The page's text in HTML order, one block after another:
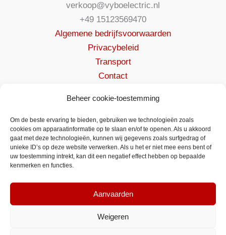
Beheer cookie-toestemming
Om de beste ervaring te bieden, gebruiken we technologieën zoals
cookies om apparaatinformatie op te slaan en/of te openen. Als u akkoord
gaat met deze technologieën, kunnen wij gegevens zoals surfgedrag of
unieke ID’s op deze website verwerken. Als u het er niet mee eens bent of
uw toestemming intrekt, kan dit een negatief effect hebben op bepaalde
kenmerken en functies.
Aanvaarden
Weigeren
verkoop@vyboelectric.nl
+49 15123569470
Algemene bedrijfsvoorwaarden
Privacybeleid
Transport
Contact